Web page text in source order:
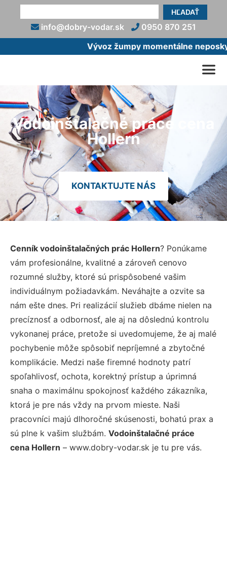
HĽADAŤ
info@dobry-vodar.sk
0950 870 251
Vývoz žumpy momentálne
Vodoinštalačné práce cena
Hollern
KONTAKTUJTE NÁS
Cenník vodoinštalačných prác Hollern? Ponúkame
vám profesionálne, kvalitné a zároveň cenovo
rozumné služby, ktoré sú prispôsobené vašim
individuálnym požiadavkám. Neváhajte a ozvite sa
nám ešte dnes. Pri realizácií služieb dbáme nielen na
precíznosť a odbornosť, ale aj na dôslednú kontrolu
vykonanej práce, pretože si uvedomujeme, že aj malé
pochybenie môže spôsobiť nepríjemné a zbytočné
komplikácie. Medzi naše firemné hodnoty patrí
spoľahlivosť, ochota, korektný prístup a úprimná
snaha o maximálnu spokojnosť každého zákazníka,
ktorá je pre nás vždy na prvom mieste. Naši
pracovníci majú dlhoročné skúsenosti, bohatú prax a
sú plne k vašim službám. Vodoinštalačné práce
cena Hollern – www.dobry-vodar.sk je tu pre vás.